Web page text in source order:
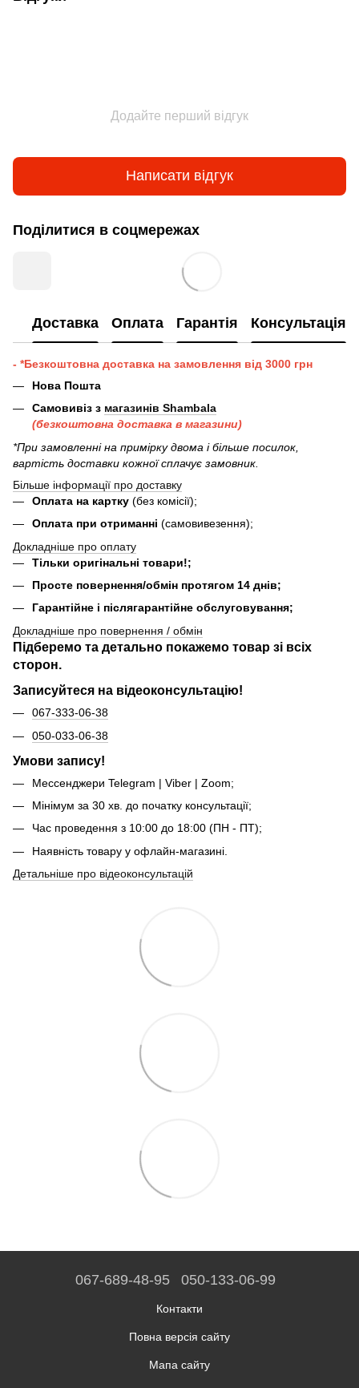
Додайте перший відгук
Написати відгук
Поділитися в соцмережах
Доставка Оплата Гарантія Консультація
- *Безкоштовна доставка на замовлення від 3000 грн
Нова Пошта
Самовивіз з магазинів Shambala
(безкоштовна доставка в магазини)
*При замовленні на примірку двома і більше посилок,
вартість доставки кожної сплачує замовник.
Більше інформації про доставку
Оплата на картку (без комісії);
Оплата при отриманні (самовивезення);
Докладніше про оплату
Тільки оригінальні товари!;
Просте повернення/обмін протягом 14 днів;
Гарантійне і післягарантійне обслуговування;
Докладніше про повернення / обмін
Підберемо та детально покажемо товар зі всіх
сторон.
Записуйтеся на відеоконсультацію!
067-333-06-38
050-033-06-38
Умови запису!
Мессенджери Telegram | Viber | Zoom;
Мінімум за 30 хв. до початку консультації;
Час проведення з 10:00 до 18:00 (ПН - ПТ);
Наявність товару у офлайн-магазині.
Детальніше про відеоконсультацій
067-689-48-95 050-133-06-99
Контакти
Повна версія сайту
Мапа сайту